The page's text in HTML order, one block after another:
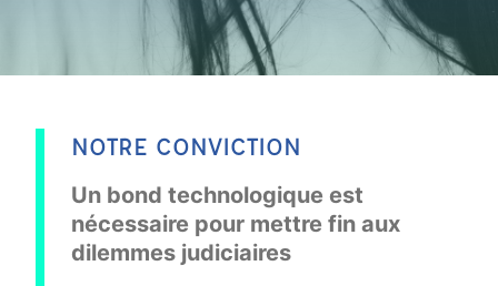
NOTRE CONVICTION
Un bond technologique est
nécessaire pour mettre fin aux
dilemmes judiciaires